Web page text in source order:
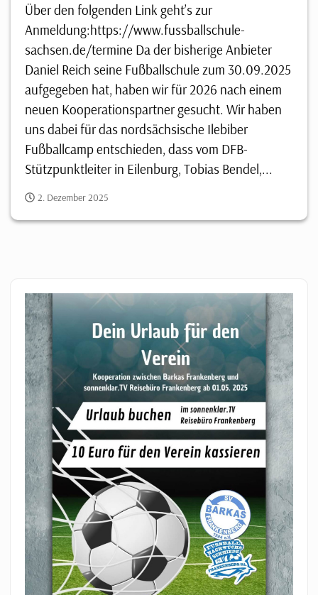
Über den folgenden Link geht’s zur
Anmeldung:https://www.fussballschule-
sachsen.de/termine Da der bisherige Anbieter
Daniel Reich seine Fußballschule zum 30.09.2025
aufgegeben hat, haben wir für 2026 nach einem
neuen Kooperationspartner gesucht. Wir haben
uns dabei für das nordsächsische Ilebiber
Fußballcamp entschieden, dass vom DFB-
Stützpunktleiter in Eilenburg, Tobias Bendel,...
2. Dezember 2025